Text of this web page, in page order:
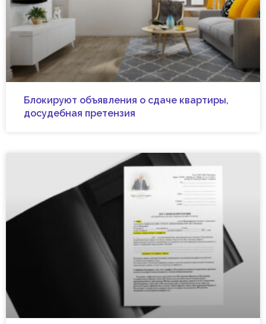
Блокируют объявления о сдаче квартиры,
досудебная претензия